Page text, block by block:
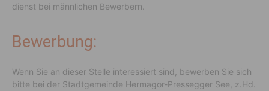
dienst bei männ­li­chen Bewer­bern.
Bewerbung:
Wenn Sie an dieser Stelle inter­es­siert sind, bewerben Sie sich
bitte bei der Stadt­ge­meinde Hermagor-Pres­segger See, z.Hd.